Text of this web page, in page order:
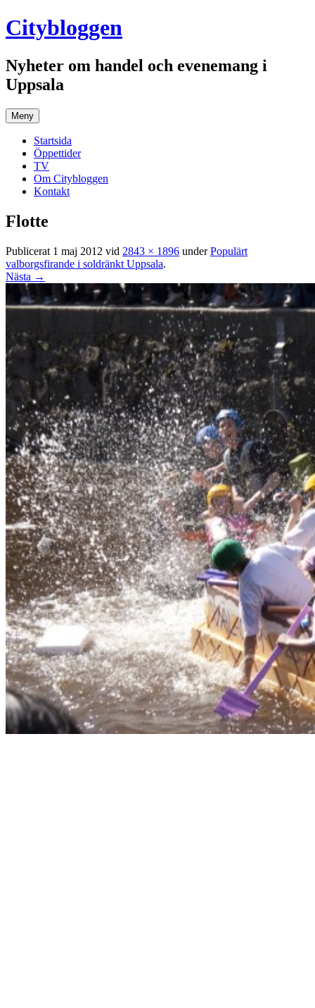
Hoppa
till
Citybloggen
Nyheter om handel och evenemang i
Uppsala
Meny
Startsida
Öppettider
TV
Om Citybloggen
Kontakt
Flotte
Publicerat 1 maj 2012 vid 2843 × 1896 underPopulärt
valborgsfirande i soldränkt Uppsala.
Nästa →